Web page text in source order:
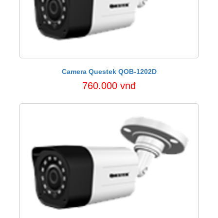
Camera Questek QOB-1202D
760.000 vnđ